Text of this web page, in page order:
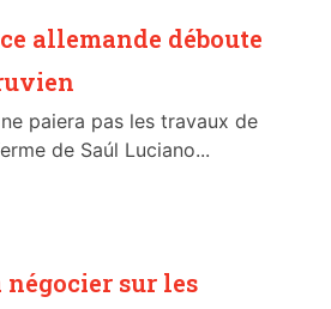
allemande déboute
ne paiera pas les travaux de
de Saúl Luciano...
négocier sur les